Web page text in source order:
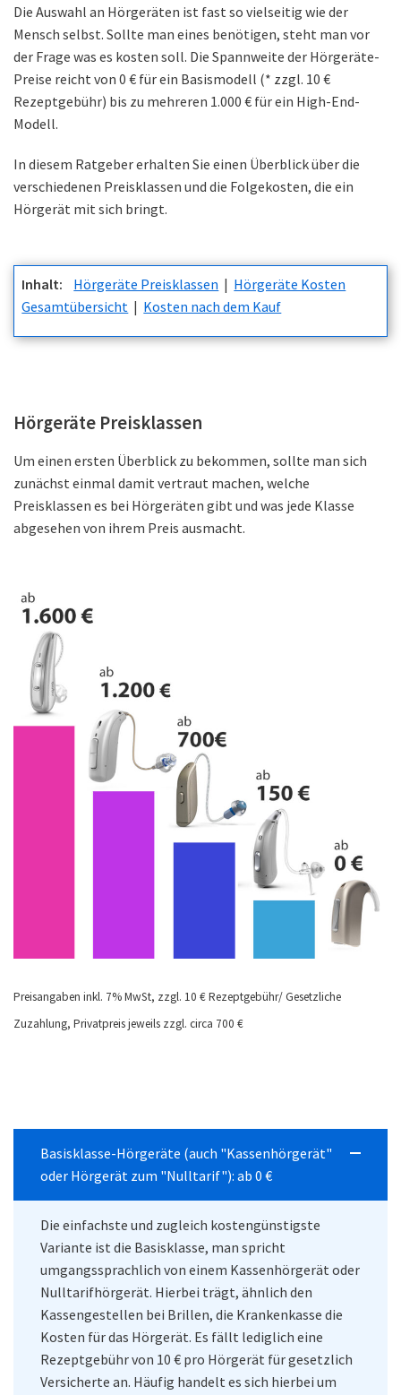
Die Auswahl an Hörgeräten ist fast so vielseitig wie der
Mensch selbst. Sollte man eines benötigen, steht man vor
der Frage was es kosten soll. Die Spannweite der Hörgeräte-
Preise reicht von 0 € für ein Basismodell (* zzgl. 10 €
Rezeptgebühr) bis zu mehreren 1.000 € für ein High-End-
Modell.
In diesem Ratgeber erhalten Sie einen Überblick über die
verschiedenen Preisklassen und die Folgekosten, die ein
Hörgerät mit sich bringt.
Inhalt: Hörgeräte Preisklassen | Hörgeräte Kosten
Gesamtübersicht | Kosten nach dem Kauf
Hörgeräte Preisklassen
Um einen ersten Überblick zu bekommen, sollte man sich
zunächst einmal damit vertraut machen, welche
Preisklassen es bei Hörgeräten gibt und was jede Klasse
abgesehen von ihrem Preis ausmacht.
Preisangaben inkl. 7% MwSt, zzgl. 10 € Rezeptgebühr/ Gesetzliche
Zuzahlung, Privatpreis jeweils zzgl. circa 700 €
Basisklasse-Hörgeräte (auch "Kassenhörgerät"
oder Hörgerät zum "Nulltarif"): ab 0 €
Die einfachste und zugleich kostengünstigste
Variante ist die Basisklasse, man spricht
umgangssprachlich von einem Kassenhörgerät oder
Nulltarifhörgerät. Hierbei trägt, ähnlich den
Kassengestellen bei Brillen, die Krankenkasse die
Kosten für das Hörgerät. Es fällt lediglich eine
Rezeptgebühr von 10 € pro Hörgerät für gesetzlich
Versicherte an. Häufig handelt es sich hierbei um